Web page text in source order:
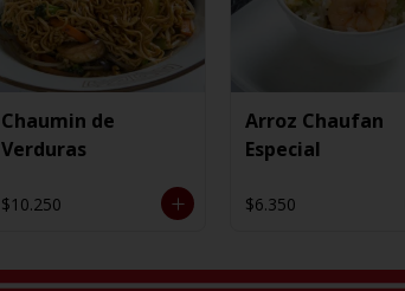
Chaumin de
Verduras
$10.250
Arroz Chaufan
Especial
$6.350